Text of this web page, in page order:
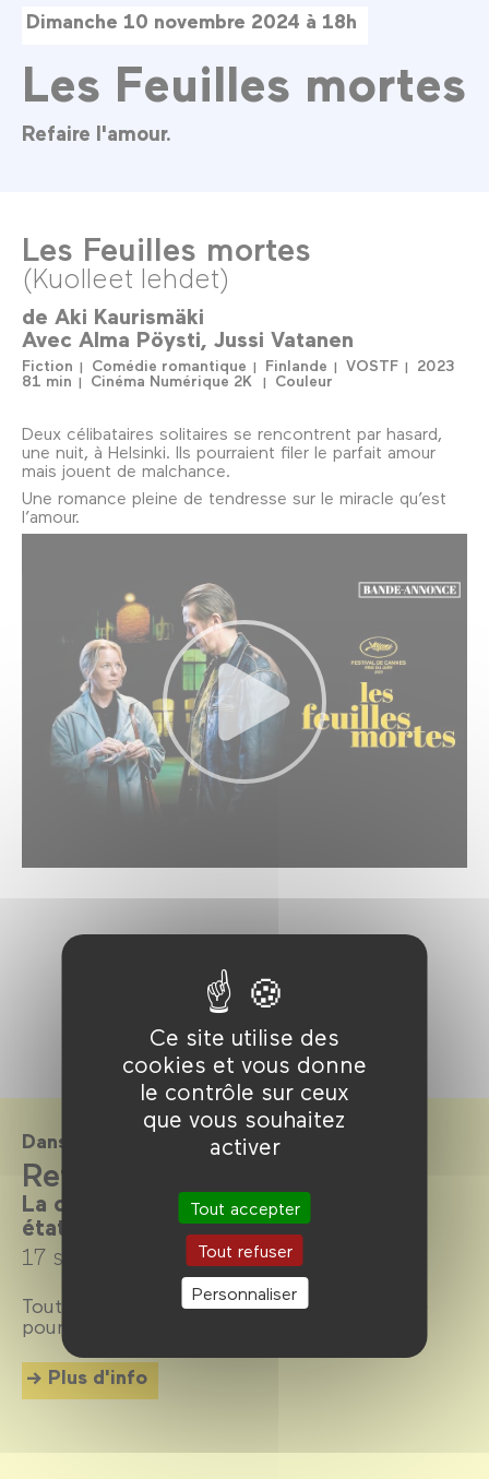
Ce site utilise des
cookies et vous donne
le contrôle sur ceux
que vous souhaitez
activer
Tout accepter
Tout refuser
Personnaliser
Dimanche 10 novembre 2024 à 18h
Les Feuilles mortes
Refaire l'amour.
Les Feuilles mortes
(Kuolleet lehdet)
de Aki Kaurismäki
Avec Alma Pöysti Jussi Vatanen
Fiction Comédie romantique Finlande VOSTF
2023
81 min
Cinéma Numérique 2K Couleur
Deux célibataires solitaires se rencontrent par hasard,
une nuit, à Helsinki. Ils pourraient filer le parfait amour
mais jouent de malchance.
Une romance pleine de tendresse sur le miracle qu’est
l’amour.
Dans le cadre de
Refaire l'amour
La comédie romantique dans tous ses
états
17 septembre →
4 décembre 2024
Tout sur la comédie romantique, ou
pour les intimes.
Plus d'info